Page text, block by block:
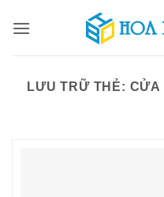
qua
LƯU TRỮ THẺ: CỬA